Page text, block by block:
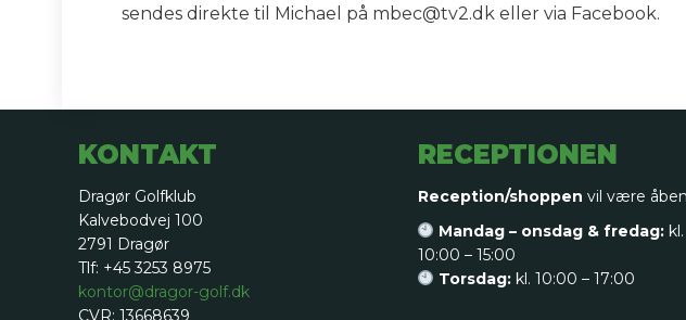
sendes direkte til Michael på mbec@tv2.dk eller via Facebook.
KONTAKT
Dragør Golfklub
Kalvebodvej 100
2791 Dragør
Tlf: +45 3253 8975
kontor@dragor-golf.dk
CVR: 13668639
RECEPTIONEN
Reception/shoppen vil være
Mandag – onsdag & fredag: kl.
10:00 – 15:00
Torsdag: kl. 10:00 – 17:00